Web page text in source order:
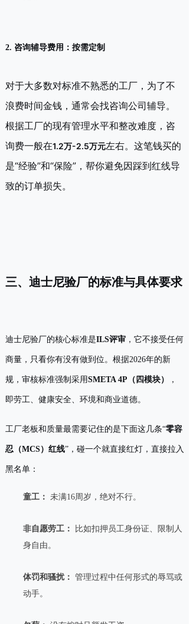
2. 咨询辅导费用：按需定制
对于大多数对标准不熟悉的工厂，为了不
浪费时间金钱，通常会找咨询公司辅导。
根据工厂的现有管理水平和整改难度，咨
询费一般在1.2万-2.5万元左右。这笔钱买的
是“经验”和“保险”，帮你避免因踩到红线导
致的订单损失。
三、迪士尼验厂的标准与具体要求
迪士尼验厂的核心标准是ILS评审 ，它不接受任何
商量，只看你有没有做到位。根据2026年的新
规，审核标准强制采用SMETA 4P（四模块） ，
即劳工、健康安全、环境和商业道德。
工厂老板和质量最需要记住的是下面这几条“零容
忍（MCS）红线”，碰一个就直接红灯，直接拉入
黑名单：
童工： 未满16周岁，绝对不行。
非自愿劳工：
比如扣押员工身份证、限制人
身自由。
体罚和骚扰： 管理过程中任何形式的辱骂或
动手。